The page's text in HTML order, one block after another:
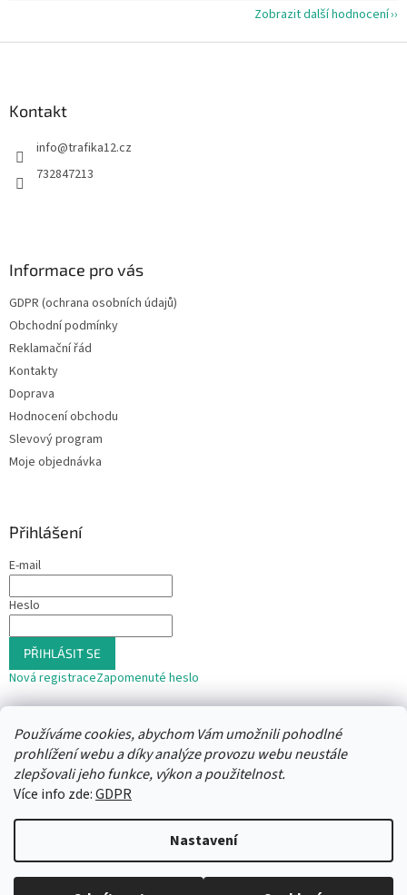
Používáme cookies, abychom Vám umožnili pohodlné
prohlížení webu a díky analýze provozu webu neustále
zlepšovali jeho funkce, výkon a použitelnost.
Více info zde:GDPR
Nastavení
Zobrazit další hodnocení
Kontakt
info@trafika12.cz
732847213
Informace pro vás
GDPR (ochrana osobních údajů)
Obchodní podmínky
Reklamační řád
Kontakty
Doprava
Hodnocení obchodu
Slevový program
Moje objednávka
Přihlášení
E-mail
Heslo
PŘIHLÁSIT SE
Nová registraceZapomenuté heslo
nebo
Přihlásit se přes Seznam
Copyright 2026Trafika12. Všechna práva vyhrazena.Upravit